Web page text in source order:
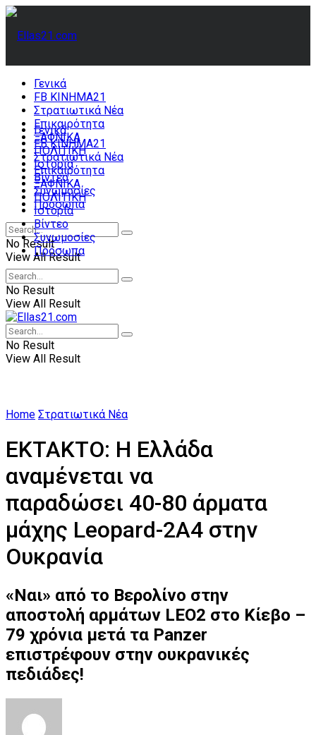
Γενικά
FB ΚΙΝΗΜΑ21
Στρατιωτικά Νέα
Επικαιρότητα
ΞΑΦΝΙΚΑ
ΠΟΛΙΤΙΚΗ
Ιστορία
Βίντεο
Συνωμοσίες
Πρόσωπα
No Result
View All Result
Γενικά
FB ΚΙΝΗΜΑ21
Στρατιωτικά Νέα
Επικαιρότητα
ΞΑΦΝΙΚΑ
ΠΟΛΙΤΙΚΗ
Ιστορία
Βίντεο
Συνωμοσίες
Πρόσωπα
No Result
View All Result
No Result
View All Result
Home Στρατιωτικά Νέα
EKTAKTO: Η Ελλάδα
αναμένεται να
παραδώσει 40-80 άρματα
μάχης Leopard-2A4 στην
Ουκρανία
«Ναι» από το Βερολίνο στην
αποστολή αρμάτων LEO2 στο Κίεβο –
79 χρόνια μετά τα Panzer
επιστρέφουν στην ουκρανικές
πεδιάδες!